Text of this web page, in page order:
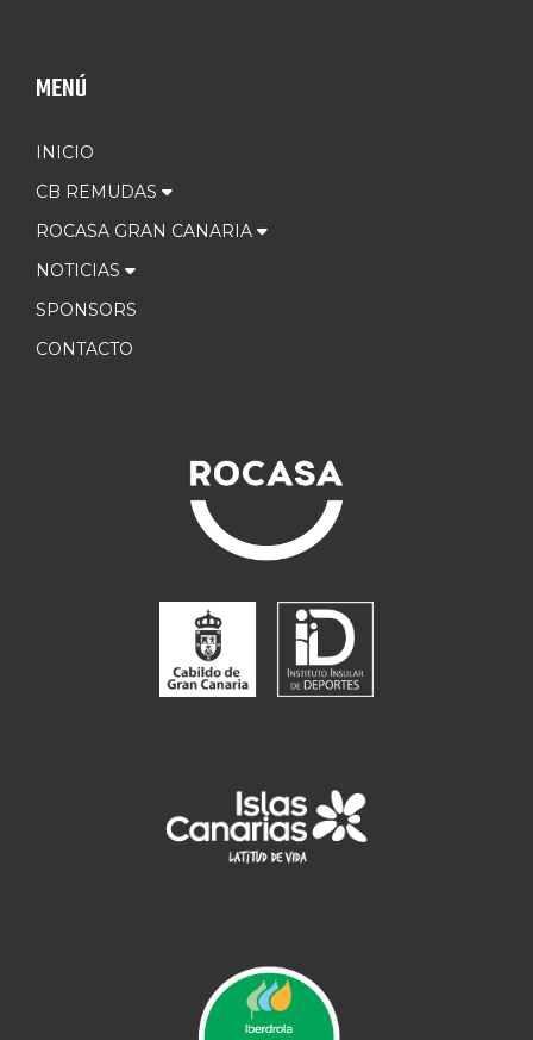
MENÚ
INICIO
CB REMUDAS
ROCASA GRAN CANARIA
NOTICIAS
SPONSORS
CONTACTO